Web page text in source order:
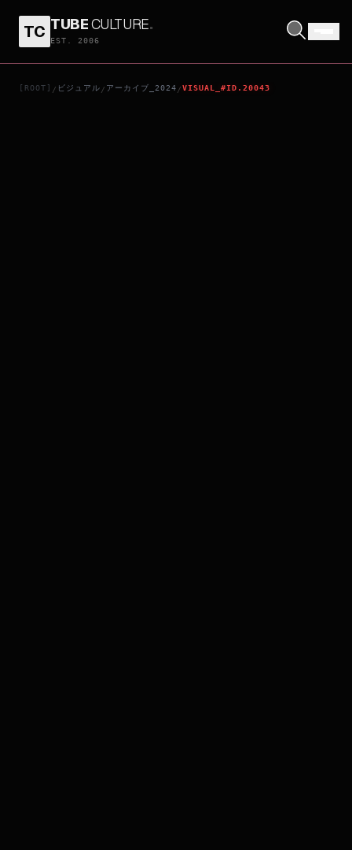
TC TUBECULTURE.
EST. 2006
[ROOT] / ビジュアル / アーカイブ_2024 /VISUAL_#ID.20043
侍タイムスリッパー